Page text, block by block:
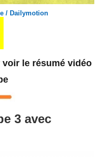
/ Dailymotion
le résumé vidéo
3 avec